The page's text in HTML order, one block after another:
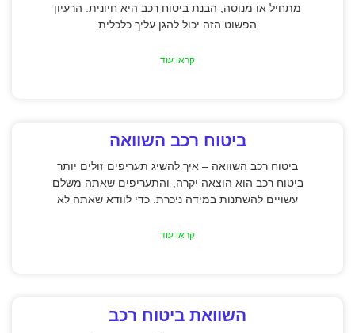
מתחיל או מנוסה, הבנת ביטוח רכב היא חיונית. הרעיון
הפשוט הזה יכול להגן עליך כלכלית
קראו עוד
ביטוח רכב השוואה
ביטוח רכב השוואה – איך להשיג תעריפים זולים יותר
ביטוח רכב הוא הוצאה יקרה, והתעריפים שאתה משלם
עשויים להשתנות במידה ניכרת. כדי לוודא שאתה לא
קראו עוד
השוואת ביטוח רכב